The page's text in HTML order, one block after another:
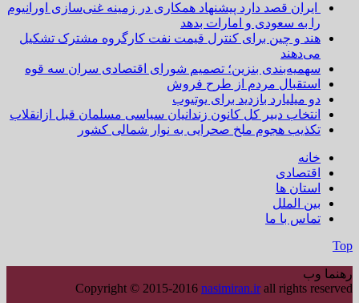
ایران قصد دارد پیشنهاد همکاری در زمینه غنی‌سازی اورانیوم
را به سعودی و امارات بدهد
هند و چین برای کنترل قیمت نفت کارگروه مشترک تشکیل
می‌دهند
سهمیه‌بندی بنزین؛ تصمیم شورای اقتصادی سران سه قوه
استقبال مردم از طرح فروش
دو میلیارد بازدید برای یوتیوب
انتخاب دبیر کل کانون زندانیان سیاسی مسلمان قبل ازانقلاب
تکذیب هجوم ملخ صحرایی به نوار شمالی کشور
خانه
اقتصادی
استان ها
بین الملل
تماس با ما
Top
رهنما وب
Copyright © 2015-2016 nasimiran.irall rights reserved